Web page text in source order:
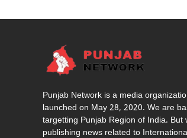
Punjab Network is a media
launched on May 28, 2020. We are
targetting Punjab Region of India. But
publishing news related to